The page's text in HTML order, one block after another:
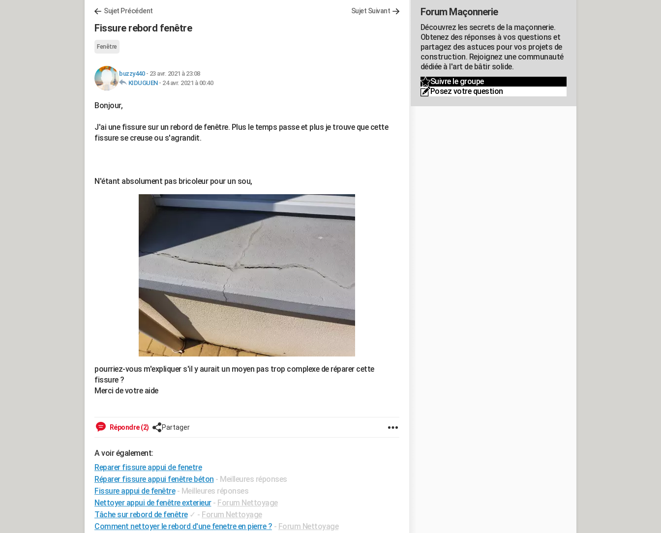
Sujet Précédent Sujet Suivant
Fissure rebord fenêtre
Fenêtre
buzzy440- 23 avr. 2021 à 23:08
KIDUGUEN- 24 avr. 2021 à 00:40
Bonjour,
J'ai une fissure sur un rebord de fenêtre. Plus le temps passe et plus je trouve que cette
fissure se creuse ou s'agrandit.
N'étant absolument pas bricoleur pour un sou,
pourriez-vous m'expliquer s'il y aurait un moyen pas trop complexe de réparer cette
fissure ?
Merci de votre aide
Répondre (2) Partager
A voir également:
Reparer fissure appui de fenetre
Réparer fissure appui fenêtre béton - Meilleures réponses
Fissure appui de fenêtre - Meilleures réponses
Nettoyer appui de fenêtre exterieur - Forum Nettoyage
Tâche sur rebord de fenêtre ✓ - Forum Nettoyage
Comment nettoyer le rebord d'une fenetre en pierre ? - Forum Nettoyage
Forum Maçonnerie
Découvrez les secrets de la maçonnerie.
Obtenez des réponses à vos questions et
partagez des astuces pour vos projets de
construction. Rejoignez une communauté
dédiée à l'art de bâtir solide.
Suivre le groupe
Posez votre question